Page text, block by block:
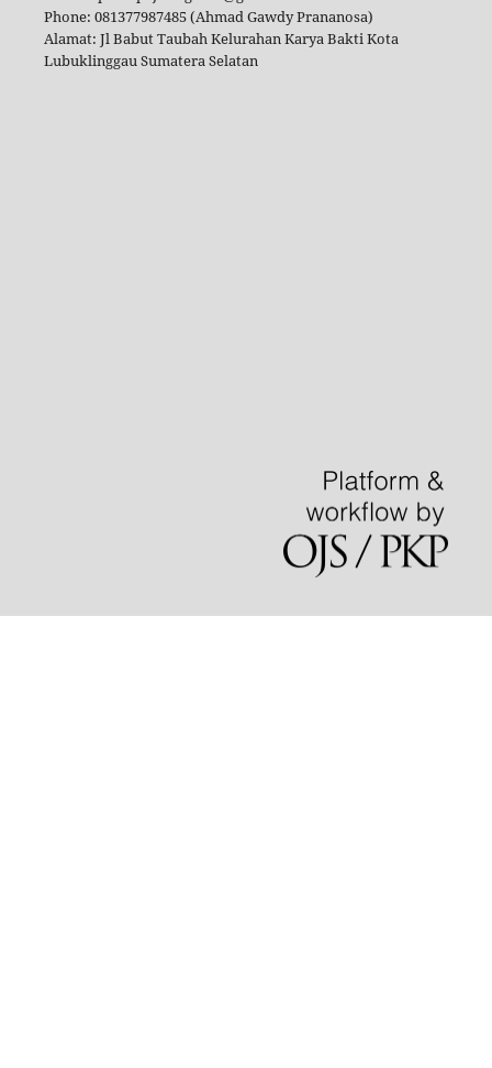
Phone: 081377987485 (Ahmad Gawdy Prananosa)
Alamat: Jl Babut Taubah Kelurahan Karya Bakti Kota
Lubuklinggau Sumatera Selatan